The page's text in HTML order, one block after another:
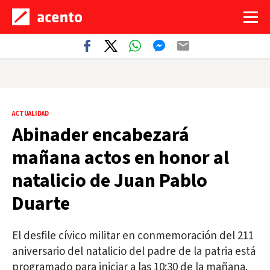
ACTUALIDAD
Abinader encabezará
mañana actos en honor al
natalicio de Juan Pablo
Duarte
El desfile cívico militar en conmemoración del 211
aniversario del natalicio del padre de la patria está